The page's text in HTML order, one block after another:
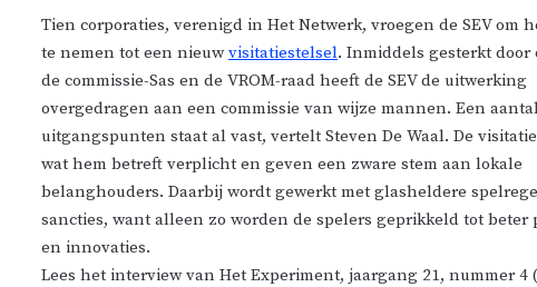
Tien corporaties, verenigd in Het Netwerk, vroegen de SEV om
te nemen tot een nieuwvisitatiestelsel. Inmiddels gesterkt door
de commissie-Sas en de VROM-raad heeft de SEV de uitwerking
overgedragen aan een commissie van wijze mannen. Een
uitgangspunten staat al vast, vertelt Steven De Waal. De
wat hem betreft verplicht en geven een zware stem aan lokale
belanghouders. Daarbij wordt gewerkt met glasheldere
sancties, want alleen zo worden de spelers geprikkeld tot beter
en innovaties.
Lees het interview van Het Experiment, jaargang 21, nummer 4